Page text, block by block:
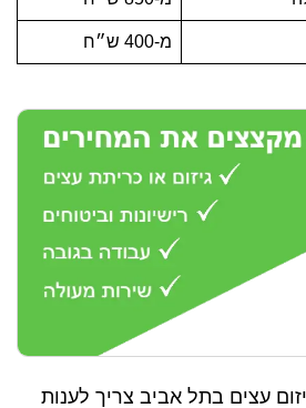
מ-400 ש״ח
עצים בתל אביב צריך לענות